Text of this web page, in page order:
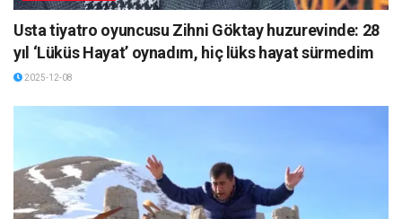
Usta tiyatro oyuncusu Zihni Göktay huzurevinde: 28
yıl ‘Lüküs Hayat’ oynadım, hiç lüks hayat sürmedim
2025-12-08